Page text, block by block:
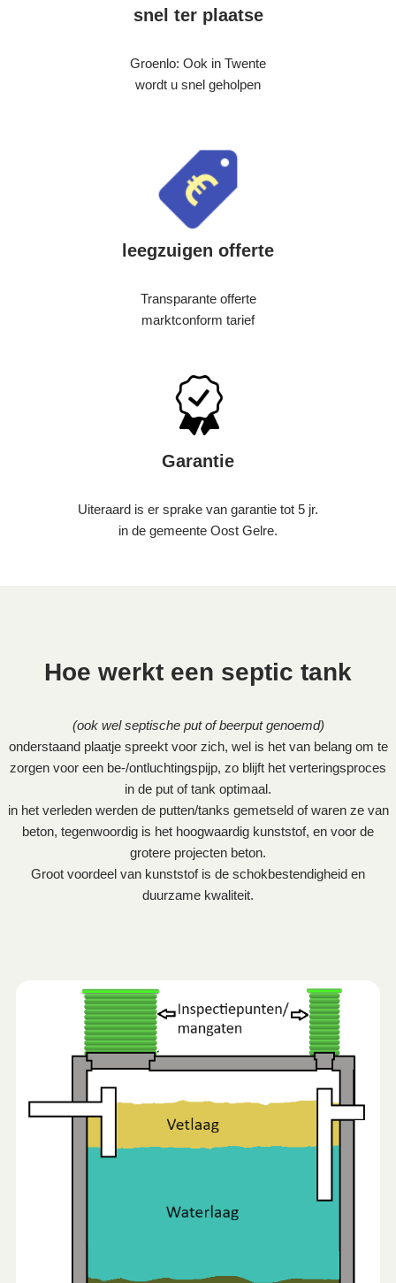
snel ter plaatse
Groenlo: Ook in Twente
wordt u snel geholpen
leegzuigen offerte
Transparante offerte
marktconform tarief
Garantie
Uiteraard is er sprake van garantie tot 5 jr.
in de gemeente Oost Gelre.
Hoe werkt een septic tank
(ook wel septische put of beerput genoemd)
onderstaand plaatje spreekt voor zich, wel is het van belang om te
zorgen voor een be-/ontluchtingspijp, zo blijft het verteringsproces
in de put of tank optimaal.
in het verleden werden de putten/tanks gemetseld of waren ze van
beton, tegenwoordig is het hoogwaardig kunststof, en voor de
grotere projecten beton.
Groot voordeel van kunststof is de schokbestendigheid en
duurzame kwaliteit.